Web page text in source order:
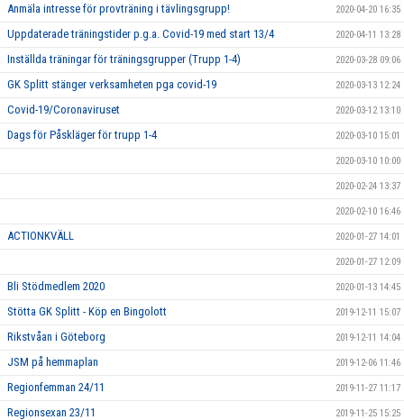
Anmäla intresse för provträning i tävlingsgrupp! 2020-04-20 16:35
Uppdaterade träningstider p.g.a. Covid-19 med start 13/4 2020-04-11 13:28
Inställda träningar för träningsgrupper (Trupp 1-4) 2020-03-28 09:06
GK Splitt stänger verksamheten pga covid-19 2020-03-13 12:24
Covid-19/Coronaviruset 2020-03-12 13:10
Dags för Påskläger för trupp 1-4 2020-03-10 15:01
2020-03-10 10:00
2020-02-24 13:37
2020-02-10 16:46
ACTIONKVÄLL 2020-01-27 14:01
2020-01-27 12:09
Bli Stödmedlem 2020 2020-01-13 14:45
Stötta GK Splitt - Köp en Bingolott 2019-12-11 15:07
Rikstvåan i Göteborg 2019-12-11 14:04
JSM på hemmaplan 2019-12-06 11:46
Regionfemman 24/11 2019-11-27 11:17
Regionsexan 23/11 2019-11-25 15:25